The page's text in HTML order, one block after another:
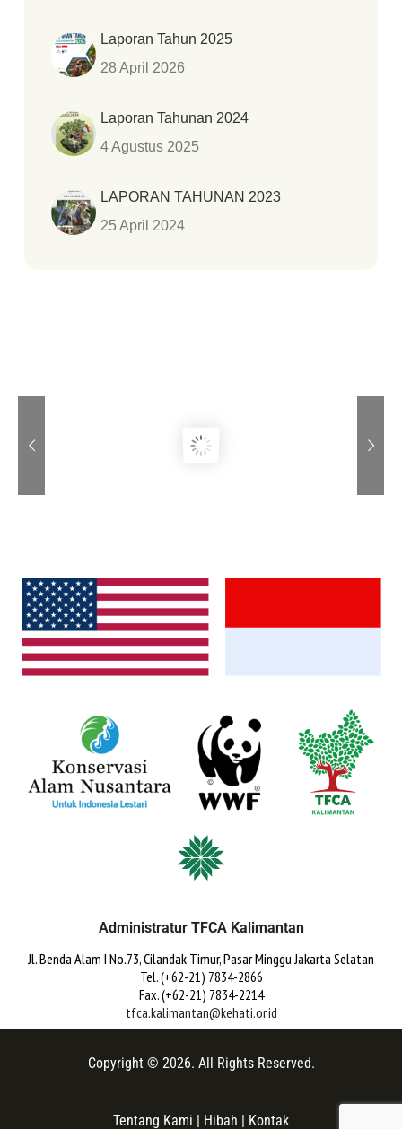
Laporan Tahun 2025
28 April 2026
Laporan Tahunan 2024
4 Agustus 2025
LAPORAN TAHUNAN 2023
25 April 2024
Administratur TFCA Kalimantan
Jl. Benda Alam I No.73, Cilandak Timur, Pasar Minggu Jakarta Selatan
Tel. (+62-21) 7834-2866
Fax. (+62-21) 7834-2214
tfca.kalimantan@kehati.or.id
Copyright © 2026. All Rights Reserved.
Tentang Kami | Hibah | Kontak